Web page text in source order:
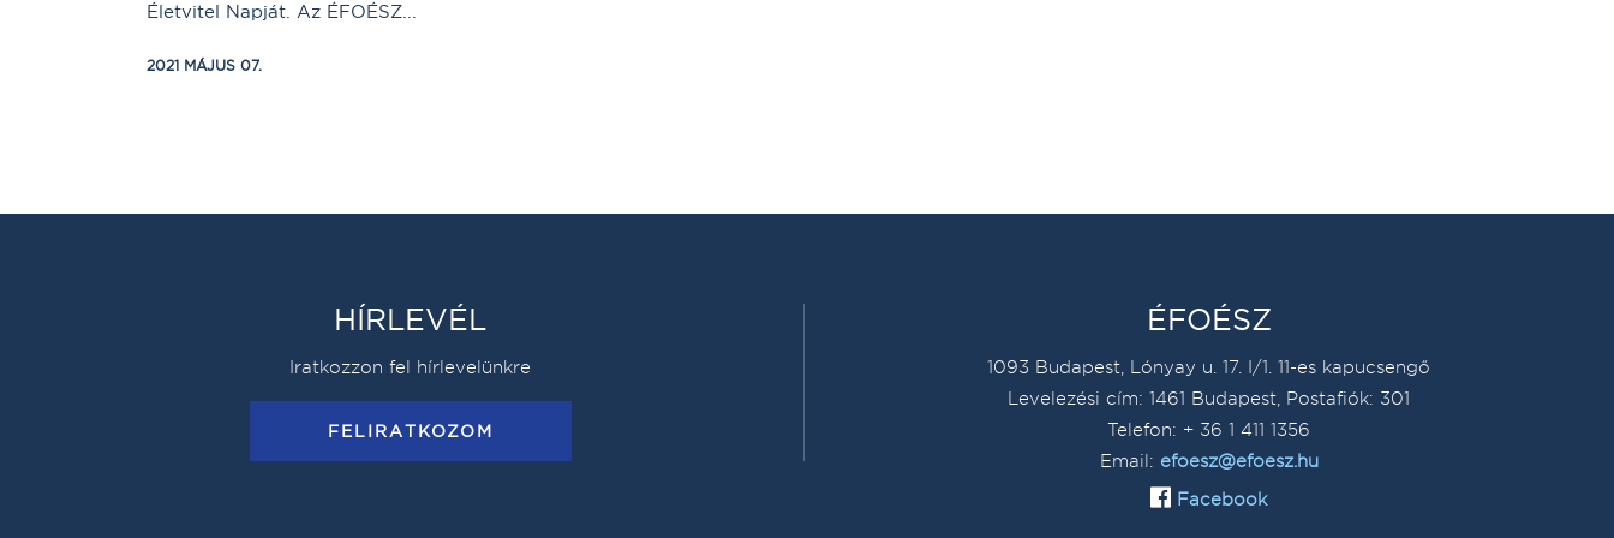
Életvitel Napját. Az ÉFOÉSZ...
2021 MÁJUS 07.
HÍRLEVÉL
Iratkozzon fel hírlevelünkre
FELIRATKOZOM
ÉFOÉSZ
1093 Budapest, Lónyay u. 17. I/1. 11-es kapucsengő
Levelezési cím: 1461 Budapest, Postafiók: 301
Telefon: + 36 1 411 1356
Email: efoesz@efoesz.hu
Facebook